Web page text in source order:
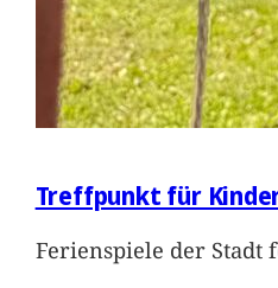
Treffpunkt für
Ferienspiele der Stadt